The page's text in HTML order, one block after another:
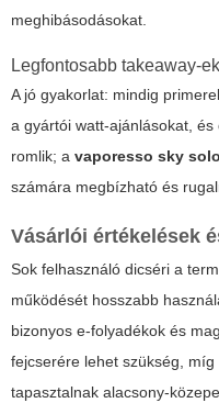
meghibásodásokat.
Legfontosabb takeaway-ek
A jó gyakorlat: mindig
a gyártói watt-ajánlásokat,
romlik; a vaporesso sky
számára megbízható és
Vásárlói értékelések
Sok felhasználó dicséri a
működését hosszabb
bizonyos e-folyadékok és
fejcserére lehet szükség,
tapasztalnak alacsony-